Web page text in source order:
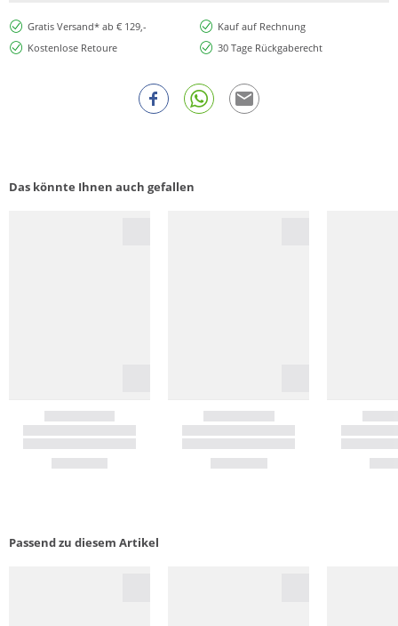
Gratis Versand* ab € 129,-
Kauf auf Rechnung
Kostenlose Retoure
30 Tage Rückgaberecht
Das könnte Ihnen auch gefallen
Passend zu diesem Artikel